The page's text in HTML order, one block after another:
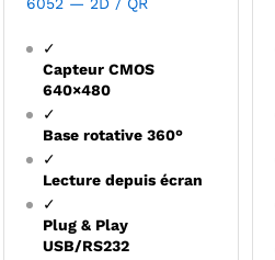
✓
Capteur CMOS
640×480
✓
Base rotative 360°
✓
Lecture depuis écran
✓
Plug & Play
USB/RS232